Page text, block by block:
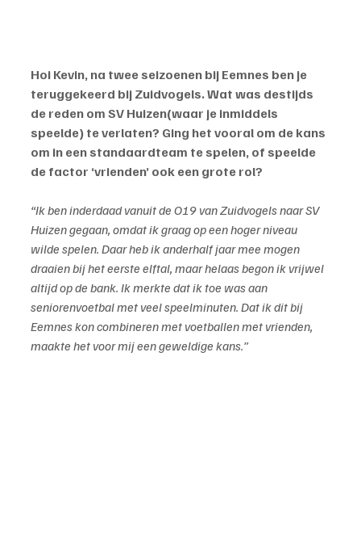
Hoi Kevin, na twee seizoenen bij Eemnes ben je
teruggekeerd bij Zuidvogels. Wat was destijds
de reden om SV Huizen(waar je inmiddels
speelde) te verlaten? Ging het vooral om de kans
om in een standaardteam te spelen, of speelde
de factor ‘vrienden’ ook een grote rol?
“Ik ben inderdaad vanuit de O19 van Zuidvogels naar SV
Huizen gegaan, omdat ik graag op een hoger niveau
wilde spelen. Daar heb ik anderhalf jaar mee mogen
draaien bij het eerste elftal, maar helaas begon ik vrijwel
altijd op de bank. Ik merkte dat ik toe was aan
seniorenvoetbal met veel speelminuten. Dat ik dit bij
Eemnes kon combineren met voetballen met vrienden,
maakte het voor mij een geweldige kans.”